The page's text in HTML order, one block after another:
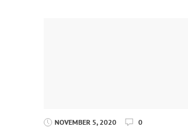
NOVEMBER 5, 2020 0